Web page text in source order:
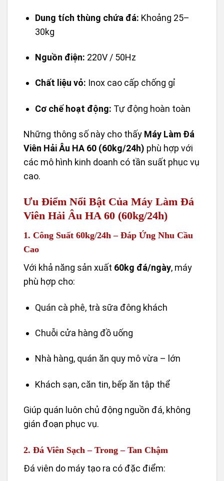
Dung tích thùng chứa đá: Khoảng 25–
30kg
Nguồn điện: 220V / 50Hz
Chất liệu vỏ: Inox cao cấp chống gỉ
Cơ chế hoạt động: Tự động hoàn toàn
Những thông số này cho thấy Máy Làm Đá
Viên Hải Âu HA 60 (60kg/24h) phù hợp với
các mô hình kinh doanh có tần suất phục vụ
cao.
Ưu Điểm Nổi Bật Của Máy Làm Đá
Viên Hải Âu HA 60 (60kg/24h)
1. Công Suất 60kg/24h – Đáp Ứng Nhu Cầu
Cao
Với khả năng sản xuất 60kg đá/ngày, máy
phù hợp cho:
Quán cà phê, trà sữa đông khách
Chuỗi cửa hàng đồ uống
Nhà hàng, quán ăn quy mô vừa – lớn
Khách sạn, căn tin, bếp ăn tập thể
Giúp quán luôn chủ động nguồn đá, không
gián đoạn phục vụ.
2. Đá Viên Sạch – Trong – Tan Chậm
Đá viên do máy tạo ra có đặc điểm: